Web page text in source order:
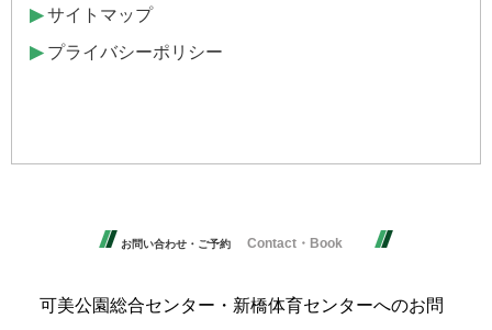
▶サイトマップ
▶プライバシーポリシー
お問い合わせ・ご予約 Contact・Book
可美公園総合センター・新橋体育センターへのお問